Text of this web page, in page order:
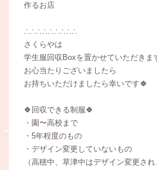
作るお店
∴∴∴∴∴∴∴∴∴
さくらやは
学生服回収Boxを置かせていただきま
お心当たりございましたら
お持ちいただけましたら幸いです🍀
🍀回収できる制服🍀
・園〜高校まで
・5年程度のもの
・デザイン変更していないもの
（高穂中、草津中はデザイン変更さ